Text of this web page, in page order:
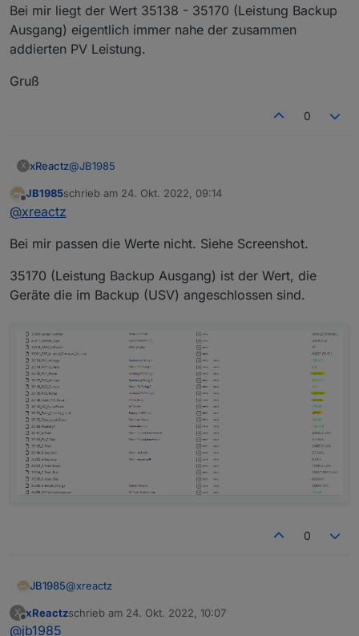
Es scheint keine Register Nummer für die gesamte PV
Leistung zu geben. Ich rechne die Werte aus PV1 und
PV2 einfach zusammen.
Bei mir liegt der Wert 35138 - 35170 (Leistung Backup
Ausgang) eigentlich immer nahe der zusammen
addierten PV Leistung.
Gruß
0
X xReactz@JB1985
Super deine Ergänzungen, habe leider gerade keine
Bei mir liegt der Wert 35138 - 35170 (Leistung Backup
addierten PV Leistung.
Offline
JB1985schrieb am 24. Okt. 2022, 09:14
zuletzt editiert von
@xreactz
Bei mir passen die Werte nicht. Siehe Screenshot.
35170 (Leistung Backup Ausgang) ist der Wert, die
Geräte die im Backup (USV) angeschlossen sind.
0
JB1985@xreactz
Bei mir passen die Werte nicht. Siehe Screenshot.
X
Offline
xReactzschrieb am 24. Okt. 2022, 10:07
zuletzt editiert von
@jb1985